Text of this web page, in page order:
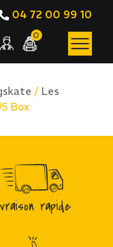
04 72 00 99 10
0
/ Les
Box
rapide